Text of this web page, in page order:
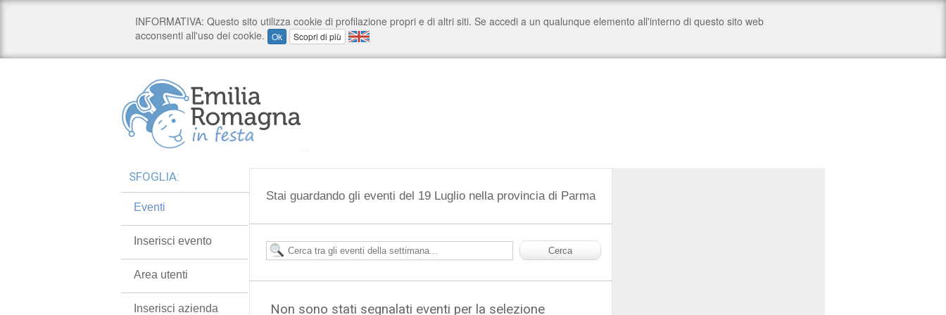
Stai guardando gli eventi del 19 Luglio nella provincia di Parma
Non sono stati segnalati eventi per la selezione
SFOGLIA:
Eventi
Inserisci evento
Area utenti
Inserisci azienda